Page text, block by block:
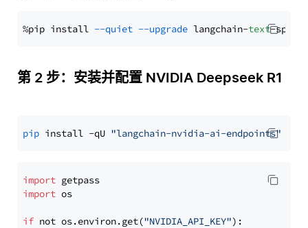
%pip install --quiet --upgrade langchain-text
第 2 步：安装并配置 NVIDIA Deepseek R1
pip install -qU "langchain-nvidia-ai-endpoints"
import
import os
if not os.environ.get("NVIDIA_API_KEY"):